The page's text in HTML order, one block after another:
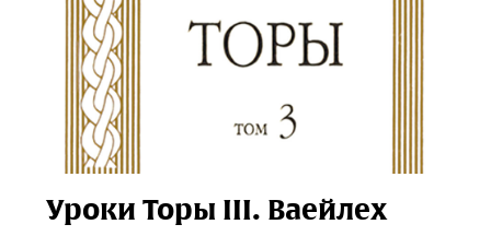
Уроки Торы III. Ваейлех